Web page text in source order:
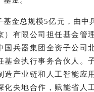
基金总规模5亿元，由中
）有限公司担任基金管
国兵器集团全资子公司
基金执行事务合伙人。
造产业链和人工智能应
化央地合作，赋能省人